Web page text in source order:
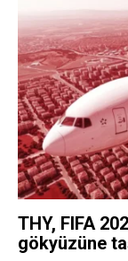
THY, FIFA
gökyüzüne